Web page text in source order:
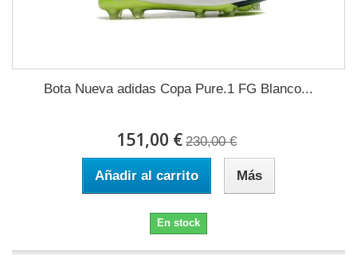
Bota Nueva adidas Copa Pure.1 FG Blanco...
151,00 € 230,00 €
Añadir al carrito Más
En stock